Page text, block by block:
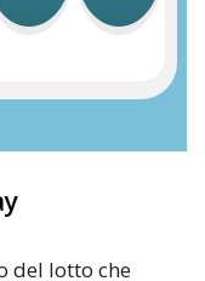
del lotto che